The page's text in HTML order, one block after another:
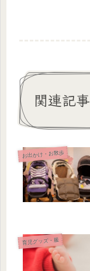
関連記事
お出かけ・お散歩
育児グッズ・服